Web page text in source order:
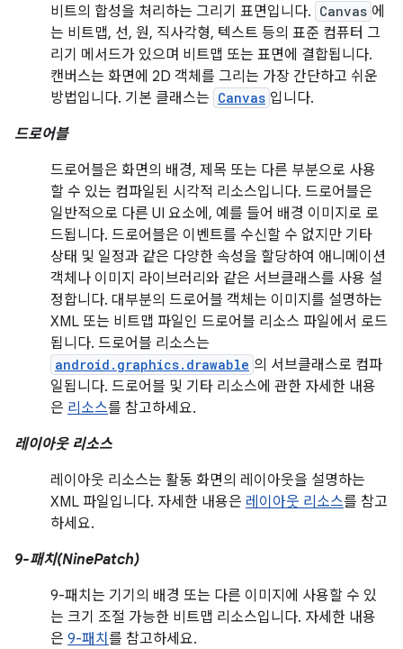
비트의 합성을 처리하는 그리기 표면입니다. Canvas 에
는 비트맵, 선, 원, 직사각형, 텍스트 등의 표준 컴퓨터 그
리기 메서드가 있으며 비트맵 또는 표면에 결합됩니다.
캔버스는 화면에 2D 객체를 그리는 가장 간단하고 쉬운
방법입니다. 기본 클래스는 Canvas 입니다.
드로어블
드로어블은 화면의 배경, 제목 또는 다른 부분으로 사용
할 수 있는 컴파일된 시각적 리소스입니다. 드로어블은
일반적으로 다른 UI 요소에, 예를 들어 배경 이미지로 로
드됩니다. 드로어블은 이벤트를 수신할 수 없지만 기타
상태 및 일정과 같은 다양한 속성을 할당하여 애니메이션
객체나 이미지 라이브러리와 같은 서브클래스를 사용 설
정합니다. 대부분의 드로어블 객체는 이미지를 설명하는
XML 또는 비트맵 파일인 드로어블 리소스 파일에서 로드
됩니다. 드로어블 리소스는
android.graphics.drawable 의 서브클래스로 컴파
일됩니다. 드로어블 및 기타 리소스에 관한 자세한 내용
은 리소스를 참고하세요.
레이아웃 리소스
레이아웃 리소스는 활동 화면의 레이아웃을 설명하는
XML 파일입니다. 자세한 내용은 레이아웃 리소스를 참고
하세요.
9-패치(NinePatch)
9-패치는 기기의 배경 또는 다른 이미지에 사용할 수 있
는 크기 조절 가능한 비트맵 리소스입니다. 자세한 내용
은 9-패치 를 참고하세요.